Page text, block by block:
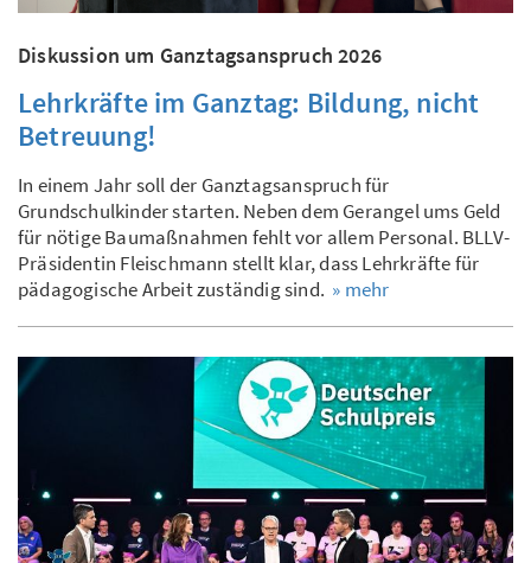
Diskussion um Ganztagsanspruch 2026
Lehrkräfte im Ganztag: Bildung, nicht
Betreuung!
In einem Jahr soll der Ganztagsanspruch für
Grundschulkinder starten. Neben dem Gerangel ums Geld
für nötige Baumaßnahmen fehlt vor allem Personal. BLLV-
Präsidentin Fleischmann stellt klar, dass Lehrkräfte für
pädagogische Arbeit zuständig sind. » mehr